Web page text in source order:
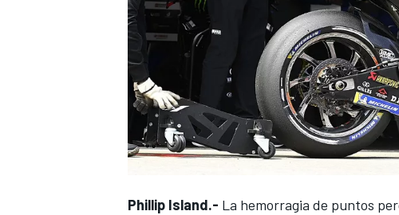
Phillip Island.- La hemorragia de puntos